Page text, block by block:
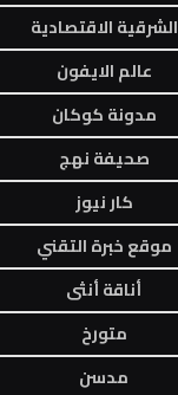
الشرقية الاقتصادية
عالم الايفون
مدونة كوكان
صحيفة نهج
كار نيوز
موقع خبرة التقني
أناقة أنثى
متورخ
مدسن